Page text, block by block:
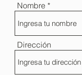
Nombre
Dirección